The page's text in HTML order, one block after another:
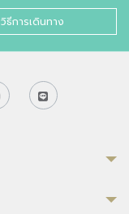
วิธีการเดินทาง